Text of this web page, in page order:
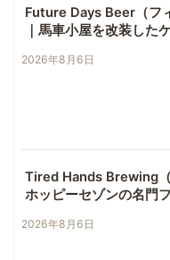
Future Days Beer（フ
｜馬車小屋を改装した
2026年8月6日
Tired Hands Brewing（
ホッピーセゾンの名門
2026年8月6日